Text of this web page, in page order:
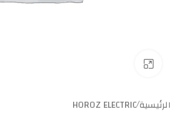
الرئيسية/
HOROZ ELECTRIC